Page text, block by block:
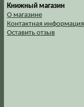
Книжный магазин
О магазине
Контактная информация
Оставить отзыв